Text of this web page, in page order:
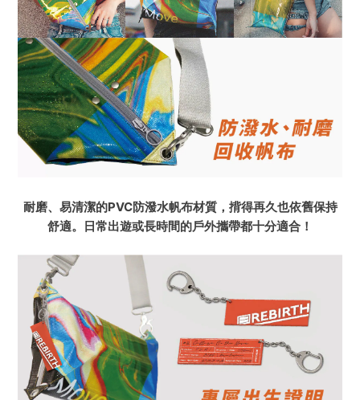
耐磨、易清潔的PVC防潑水帆布材質，揹得再久也依舊保持
舒適。日常出遊或長時間的戶外攜帶都十分適合！